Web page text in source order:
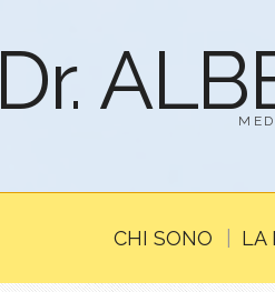
Dr.
CHI SONO LA